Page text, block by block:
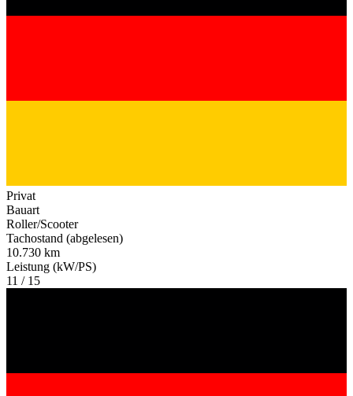
Privat
Bauart
Roller/Scooter
Tachostand (abgelesen)
10.730 km
Leistung (kW/PS)
11 / 15